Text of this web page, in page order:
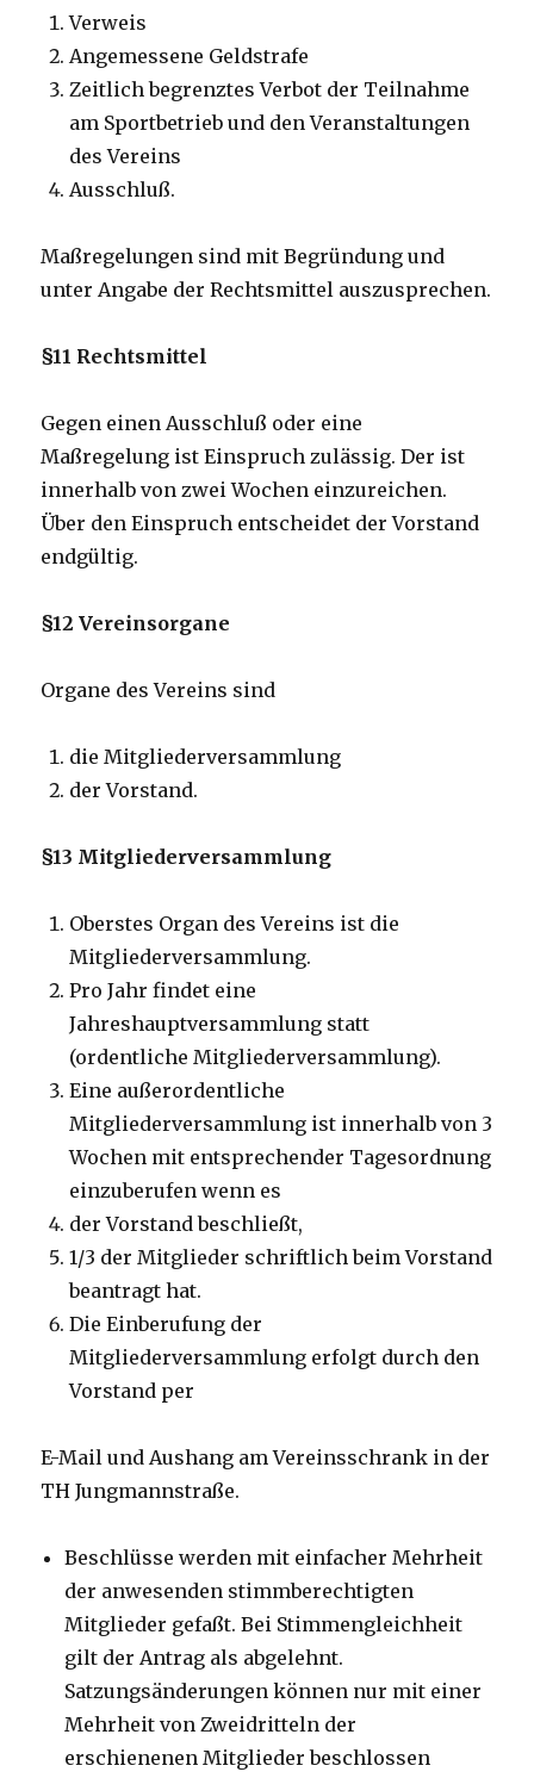
Verweis
Angemessene Geldstrafe
Zeitlich begrenztes Verbot der Teilnahme
am Sportbetrieb und den Veranstaltungen
des Vereins
Ausschluß.
Maßregelungen sind mit Begründung und
unter Angabe der Rechtsmittel auszusprechen.
§11 Rechtsmittel
Gegen einen Ausschluß oder eine
Maßregelung ist Einspruch zulässig. Der ist
innerhalb von zwei Wochen einzureichen.
Über den Einspruch entscheidet der Vorstand
endgültig.
§12 Vereinsorgane
Organe des Vereins sind
die Mitgliederversammlung
der Vorstand.
§13 Mitgliederversammlung
Oberstes Organ des Vereins ist die
Mitgliederversammlung.
Pro Jahr findet eine
Jahreshauptversammlung statt
(ordentliche Mitgliederversammlung).
Eine außerordentliche
Mitgliederversammlung ist innerhalb von 3
Wochen mit entsprechender Tagesordnung
einzuberufen wenn es
der Vorstand beschließt,
1/3 der Mitglieder schriftlich beim Vorstand
beantragt hat.
Die Einberufung der
Mitgliederversammlung erfolgt durch den
Vorstand per
E-Mail und Aushang am Vereinsschrank in der
TH Jungmannstraße.
Beschlüsse werden mit einfacher Mehrheit
der anwesenden stimmberechtigten
Mitglieder gefaßt. Bei Stimmengleichheit
gilt der Antrag als abgelehnt.
Satzungsänderungen können nur mit einer
Mehrheit von Zweidritteln der
erschienenen Mitglieder beschlossen